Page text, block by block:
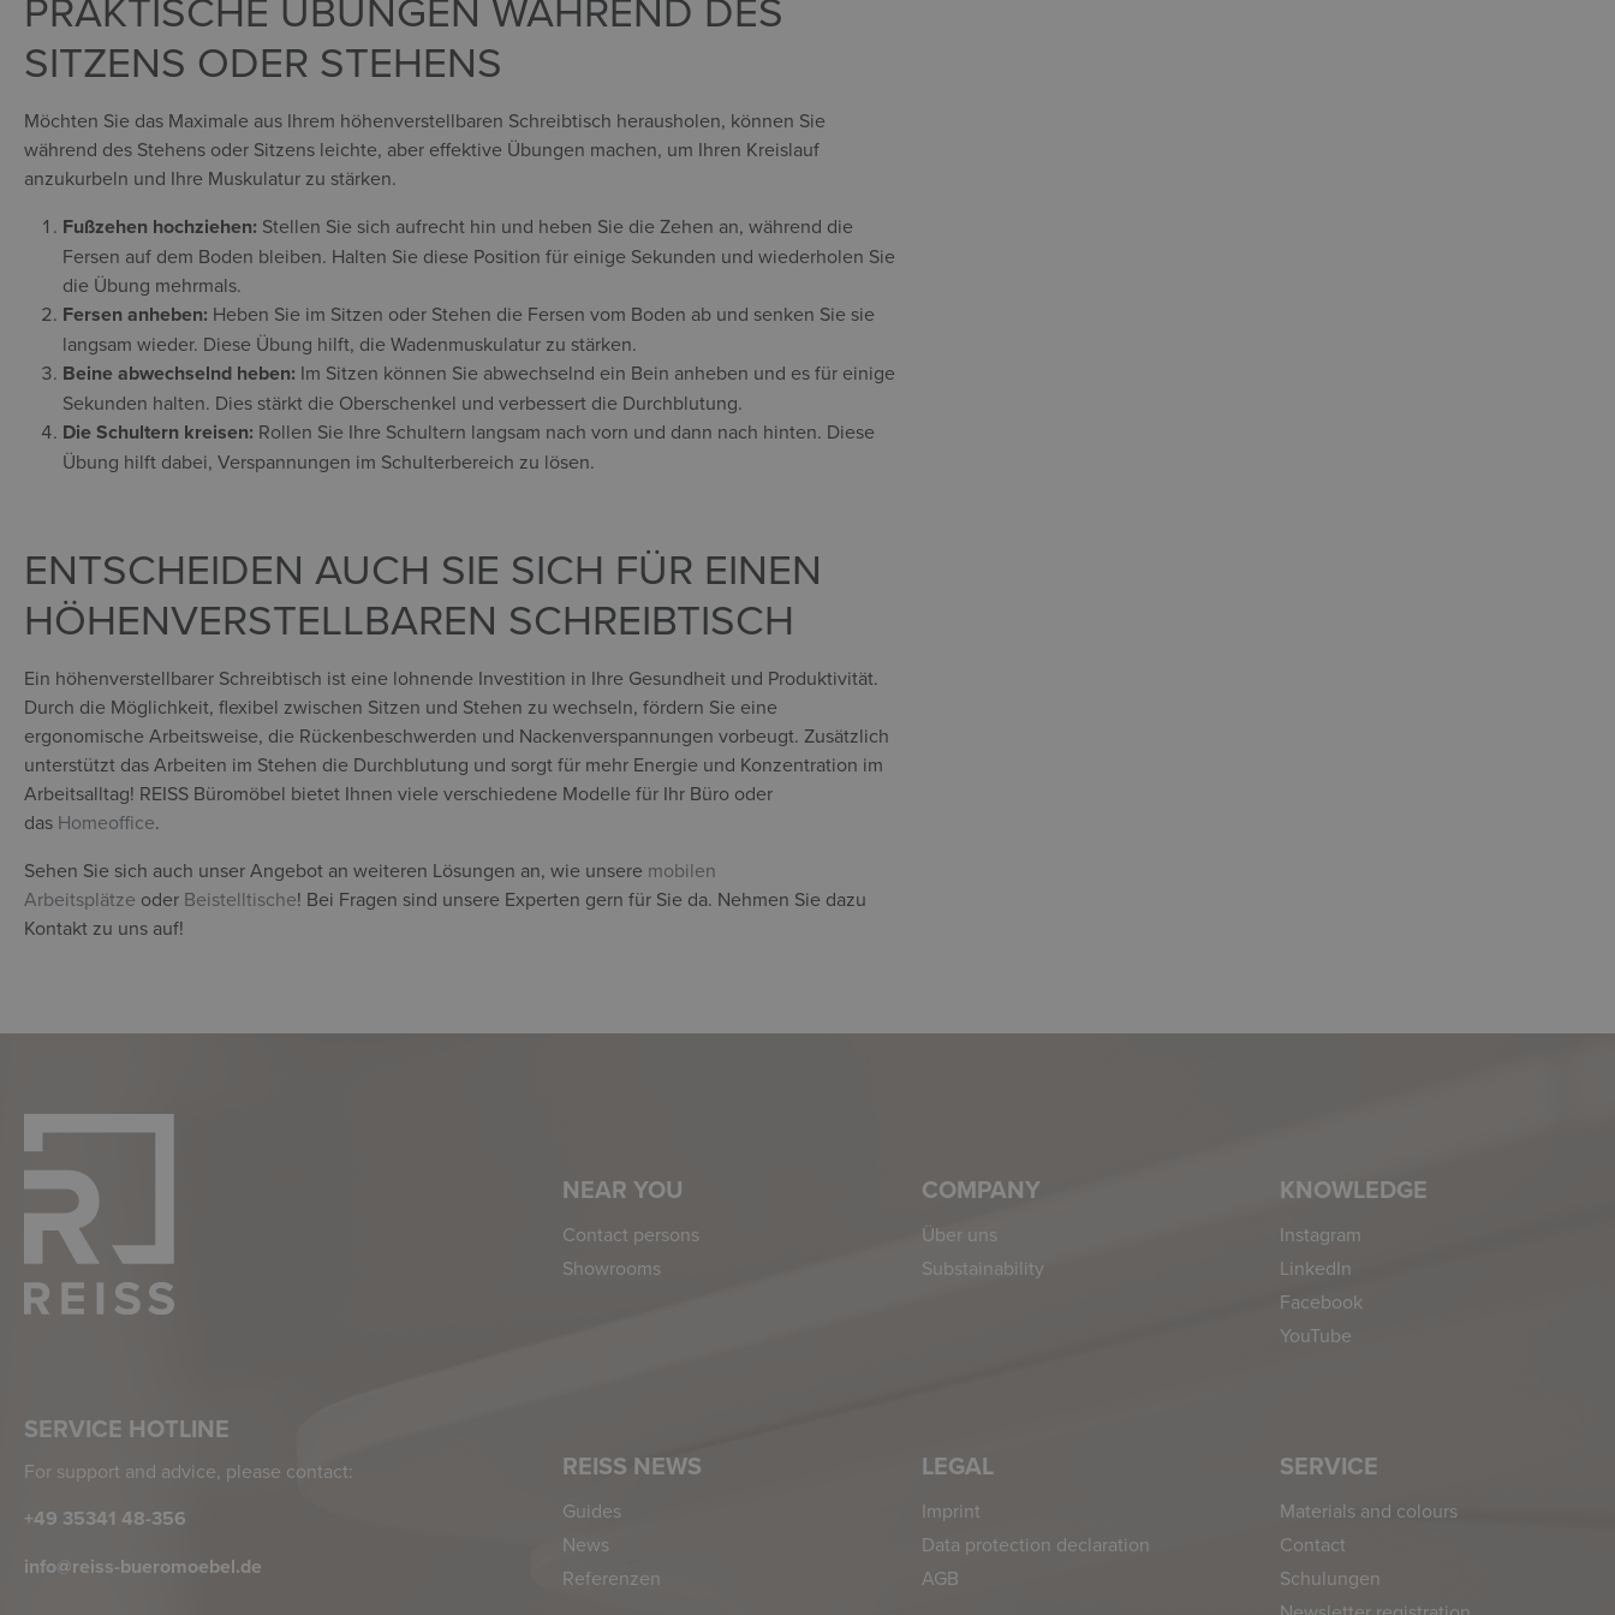
SITZENS ODER STEHENS
Möchten Sie das Maximale aus Ihrem höhenverstellbaren Schreibtisch herausholen, können Sie
während des Stehens oder Sitzens leichte, aber effektive Übungen machen, um Ihren Kreislauf
anzukurbeln und Ihre Muskulatur zu stärken.
Fußzehen hochziehen: Stellen Sie sich aufrecht hin und heben Sie die Zehen an, während die
Fersen auf dem Boden bleiben. Halten Sie diese Position für einige Sekunden und wiederholen Sie
die Übung mehrmals.
Fersen anheben: Heben Sie im Sitzen oder Stehen die Fersen vom Boden ab und senken Sie sie
langsam wieder. Diese Übung hilft, die Wadenmuskulatur zu stärken.
Beine abwechselnd heben: Im Sitzen können Sie abwechselnd ein Bein anheben und es für einige
Sekunden halten. Dies stärkt die Oberschenkel und verbessert die Durchblutung.
Die Schultern kreisen: Rollen Sie Ihre Schultern langsam nach vorn und dann nach hinten. Diese
Übung hilft dabei, Verspannungen im Schulterbereich zu lösen.
ENTSCHEIDEN AUCH SIE SICH FÜR EINEN
HÖHENVERSTELLBAREN SCHREIBTISCH
Ein höhenverstellbarer Schreibtisch ist eine lohnende Investition in Ihre Gesundheit und Produktivität.
Durch die Möglichkeit, flexibel zwischen Sitzen und Stehen zu wechseln, fördern Sie eine
ergonomische Arbeitsweise, die Rückenbeschwerden und Nackenverspannungen vorbeugt. Zusätzlich
unterstützt das Arbeiten im Stehen die Durchblutung und sorgt für mehr Energie und Konzentration im
Arbeitsalltag! REISS Büromöbel bietet Ihnen viele verschiedene Modelle für Ihr Büro oder
das Homeoffice.
Sehen Sie sich auch unser Angebot an weiteren Lösungen an, wie unsere mobilen
Arbeitsplätze oder Beistelltische! Bei Fragen sind unsere Experten gern für Sie da. Nehmen Sie dazu
Kontakt zu uns auf!
SERVICE HOTLINE
For support and advice, please contact:
+49 35341 48-356
info@reiss-bueromoebel.de
NEAR YOU
Contact persons
Showrooms
COMPANY
Über uns
Substainability
KNOWLEDGE
Instagram
LinkedIn
Facebook
YouTube
REISS NEWS
Guides
News
Referenzen
LEGAL
Imprint
Data protection declaration
AGB
SERVICE
Materials and colours
Contact
Schulungen